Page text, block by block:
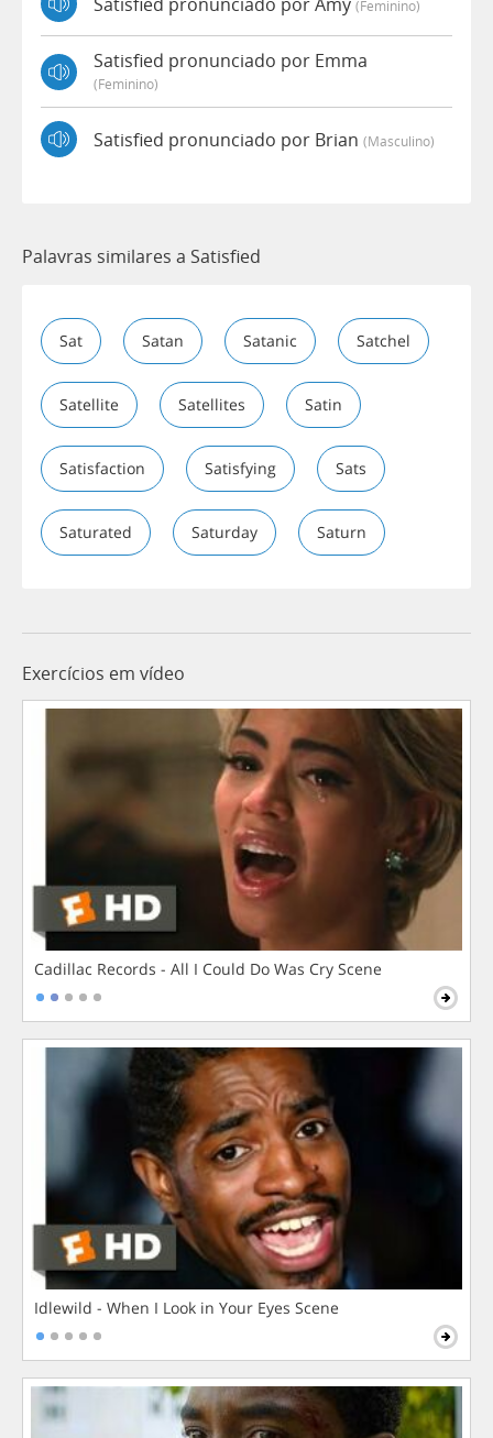
(feminino)
Satisfied pronunciado por Emma
(feminino)
Satisfied pronunciado por Brian (masculino)
Palavras similares a Satisfied
Sat Satan Satanic Satchel
Satellite Satellites Satin
Satisfaction Satisfying Sats
Saturated Saturday Saturn
Exercícios em vídeo
Cadillac Records - All I Could Do Was Cry Scene
Idlewild - When I Look in Your Eyes Scene